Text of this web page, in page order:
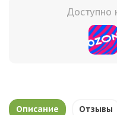
Доступно
Описание Отзывы